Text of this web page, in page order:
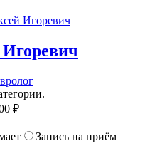
₽
Запись на приём